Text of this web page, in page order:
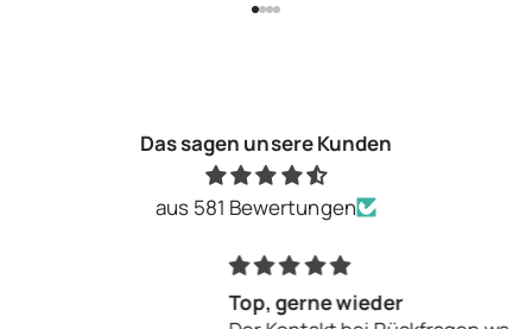
Das sagen unsere Kunden
aus 581 Bewertungen
Top, gerne wieder